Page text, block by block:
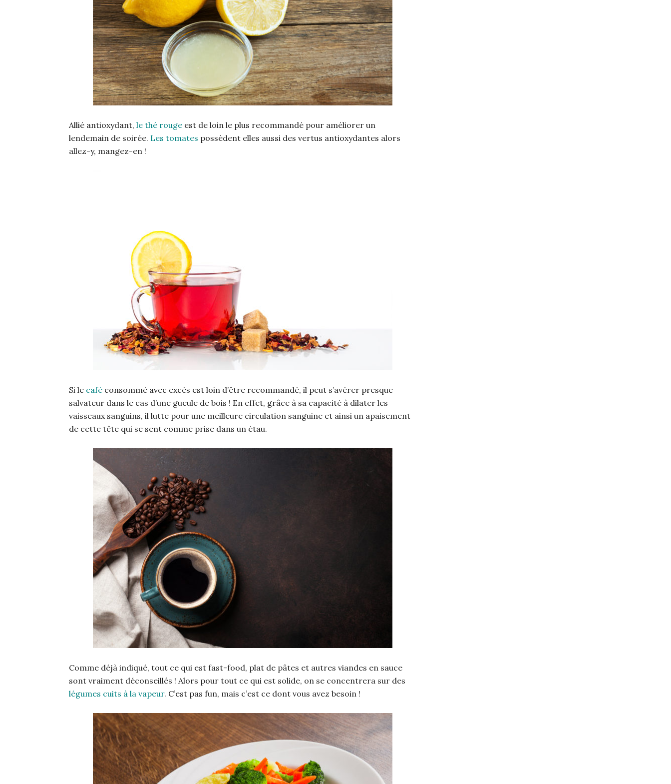
Allié antioxydant, le thé rouge est de loin le plus recommandé pour améliorer un
lendemain de soirée. Les tomates possèdent elles aussi des vertus antioxydantes alors
allez-y, mangez-en !
Si le café consommé avec excès est loin d’être recommandé, il peut s’avérer presque
salvateur dans le cas d’une gueule de bois ! En effet, grâce à sa capacité à dilater les
vaisseaux sanguins, il lutte pour une meilleure circulation sanguine et ainsi un apaisement
de cette tête qui se sent comme prise dans un étau.
Comme déjà indiqué, tout ce qui est fast-food, plat de pâtes et autres viandes en sauce
sont vraiment déconseillés ! Alors pour tout ce qui est solide, on se concentrera sur des
légumes cuits à la vapeur. C’est pas fun, mais c’est ce dont vous avez besoin !